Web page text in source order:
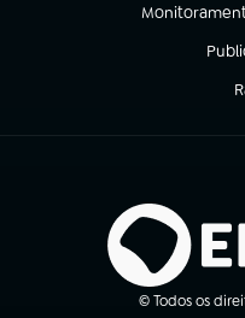
(abre em
© Todos os